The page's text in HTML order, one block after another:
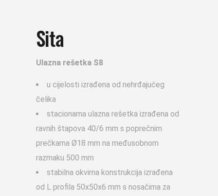
Sita
Ulazna rešetka S8
u cijelosti izrađena od nehrđajućeg
čelika
stacionarna ulazna rešetka izrađena od
ravnih štapova 40/6 mm s poprečnim
prečkama Ø18 mm na međusobnom
razmaku 500 mm
stabilna okvirna konstrukcija izrađena
od L profila 50x50x6 mm s nosačima za